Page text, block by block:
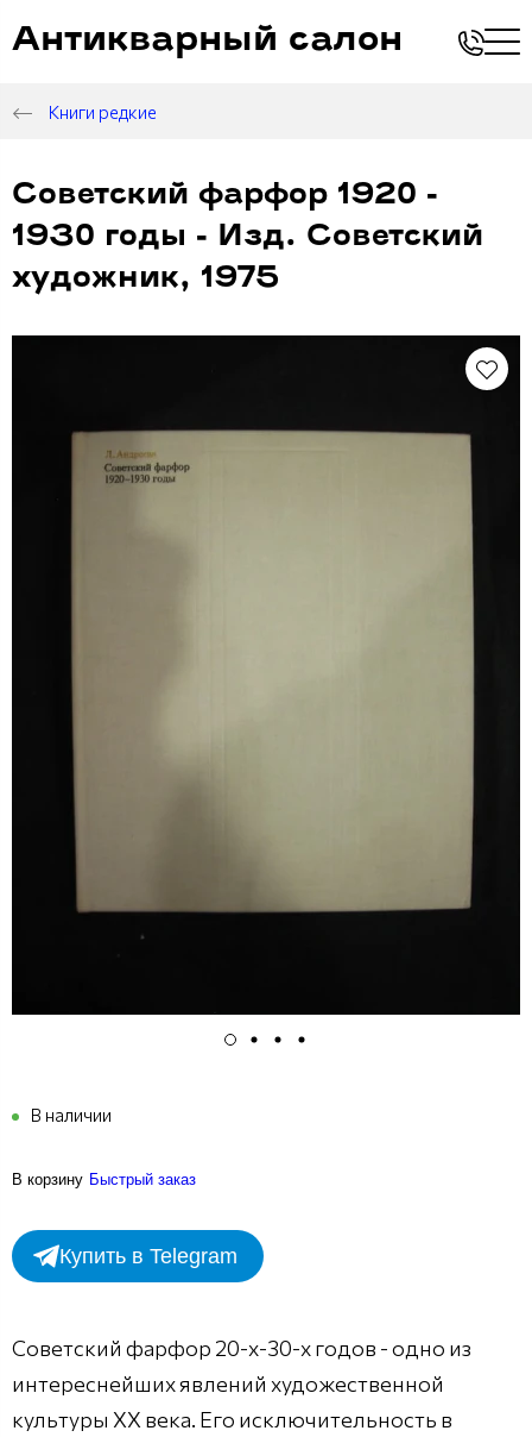
Антикварный салон
Книги редкие
Советский фарфор 1920 -
1930 годы - Изд. Советский
художник, 1975
В наличии
В корзину Быстрый заказ
Купить в Telegram
Советский фарфор 20-х-30-х годов - одно из
интереснейших явлений художественной
культуры XX века. Его исключительность в